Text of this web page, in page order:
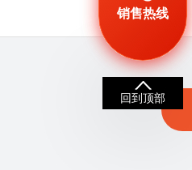
销售热线
回到顶部